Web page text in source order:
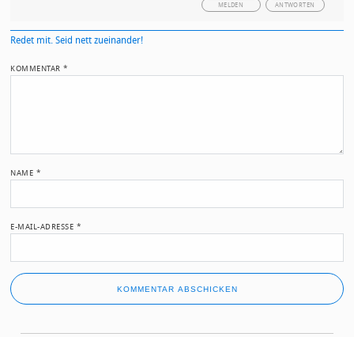
ANTWORTEN
MELDEN
Redet mit. Seid nett zueinander!
KOMMENTAR*
NAME *
E-MAIL-ADRESSE *